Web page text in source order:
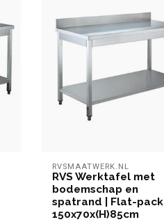
RVSMAATWERK.NL
RVS Werktafel met
bodemschap en
spatrand | Flat-pack |
150x70x(H)85cm